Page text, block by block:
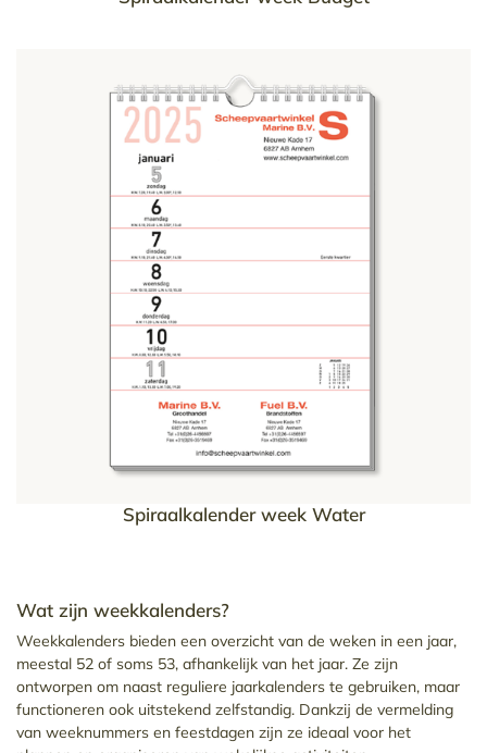
Spiraalkalender week Water
Wat zijn weekkalenders?
Weekkalenders bieden een overzicht van de weken in een jaar,
meestal 52 of soms 53, afhankelijk van het jaar. Ze zijn
ontworpen om naast reguliere jaarkalenders te gebruiken, maar
functioneren ook uitstekend zelfstandig. Dankzij de vermelding
van weeknummers en feestdagen zijn ze ideaal voor het